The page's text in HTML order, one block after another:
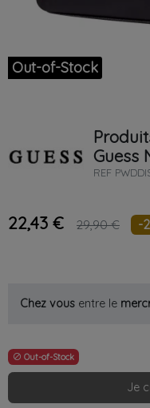
Out-of-Stock
Guess
REF
22,43 € 29,90 € -
Chez vous entre le
 Out-of-Stock
Je